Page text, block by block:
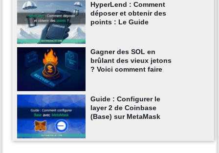
HyperLend : Comment
déposer et obtenir des
points : Le Guide
Gagner des SOL en
brûlant des vieux jetons
? Voici comment faire
Guide : Configurer le
layer 2 de Coinbase
(Base) sur MetaMask